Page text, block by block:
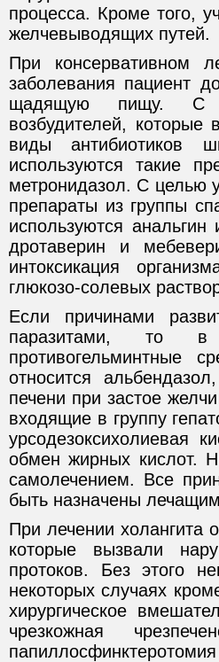
процесса. Кроме того,
желчевыводящих путей.
При консервативном
заболевания пациент
щадящую пищу. С
возбудителей, которые
виды антибиотиков
используются такие
метронидазол. С целью
препараты из группы
используются
дротаверин и
интоксикация
глюкозо-солевых
Если причинами
паразитами, то в
противогельминтные
относится
печени при застое
входящие в группу
урсодезоксихолиевая
обмен жирных кислот.
самолечением. Все
быть назначены
При лечении холангита
которые вызвали
протоков. Без этого
некоторых случаях
хирургическое
чрезкожная